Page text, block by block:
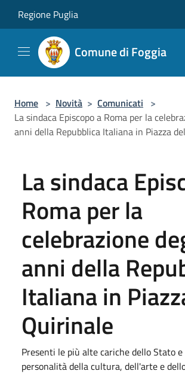
Regione Puglia
Comune di Foggia
Home > Novità > Comunicati >
La sindaca Episcopo a Roma per la
anni della Repubblica Italiana in Piazza
La sindaca
Roma per la
celebrazione
anni della
Italiana in
Quirinale
Presenti le più alte cariche dello Stato
personalità della cultura, dell'arte e